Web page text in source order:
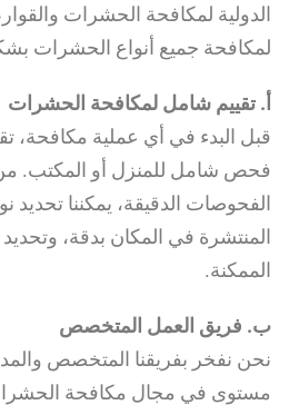
الدولية لمكافحة الحشرات
لمكافحة جميع أنواع الحشرات
أ. تقييم شامل لمكافحة الحشرات
قبل البدء في أي عملية مكافحة،
فحص شامل للمنزل أو المكتب.
الفحوصات الدقيقة، يمكننا تحديد
المنتشرة في المكان بدقة،
الممكنة.
ب. فريق العمل المتخصص
نحن نفخر بفريقنا المتخصص
مستوى في مجال مكافحة